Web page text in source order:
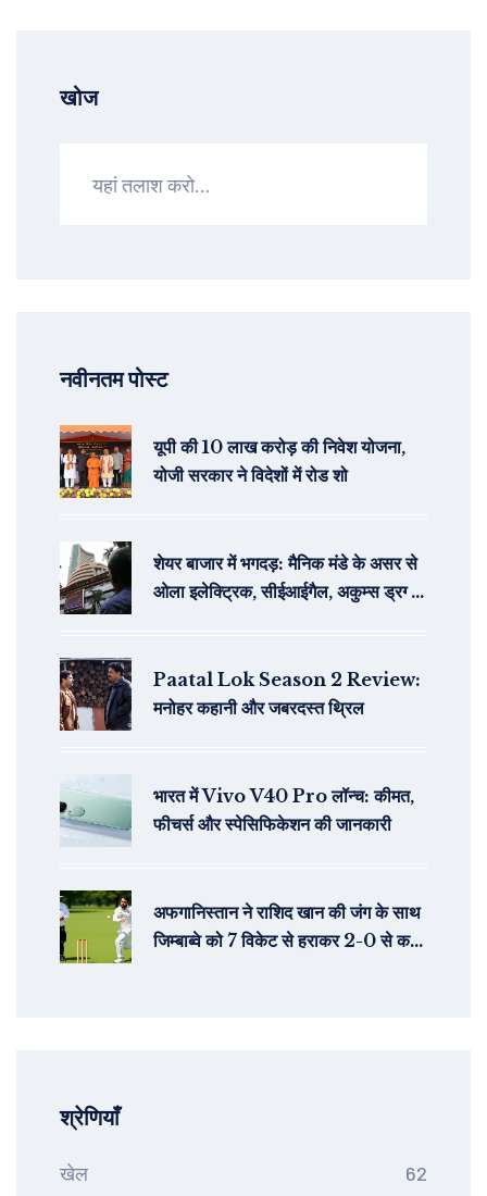
खोज
नवीनतम पोस्ट
यूपी की 10 लाख करोड़ की निवेश योजना,
योजी सरकार ने विदेशों में रोड शो
शेयर बाजार में भगदड़: मैनिक मंडे के असर से
ओला इलेक्ट्रिक, सीईआईगैल, अकुम्स ड्रग्स
Paatal Lok Season 2 Review:
मनोहर कहानी और जबरदस्त थ्रिल
भारत में Vivo V40 Pro लॉन्च: कीमत,
फीचर्स और स्पेसिफिकेशन की जानकारी
अफगानिस्तान ने राशिद खान की जंग के साथ
जिम्बाब्वे को 7 विकेट से हराकर 2-0 से कर
श्रेणियाँ
खेल 62